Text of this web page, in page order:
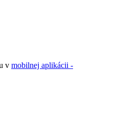
v mobilnej aplikácii -